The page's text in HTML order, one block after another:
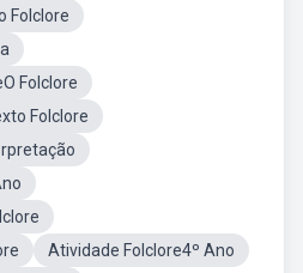
Folclore
Folclore
Folclore
Atividade Folclore4º Ano